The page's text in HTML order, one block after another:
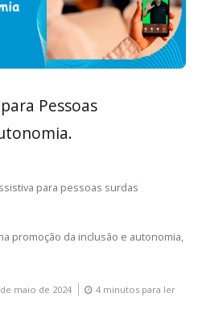
Pessoas
para pessoas surdas
promoção da inclusão e autonomia,
maio de 2024 4 minutos para ler